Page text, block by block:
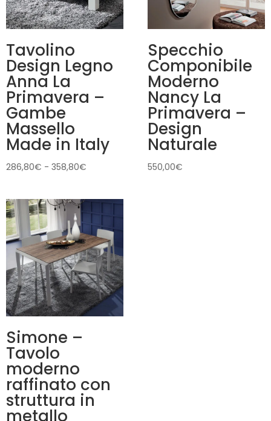
Tavolino
Design Legno
Anna La
Primavera –
Gambe
Massello
Made in Italy
286,80€ - 358,80€
286,80€
a
358,80€
Specchio
Componibile
Moderno
Nancy La
Primavera –
Design
Naturale
550,00€
Simone –
Tavolo
moderno
raffinato con
struttura in
metallo